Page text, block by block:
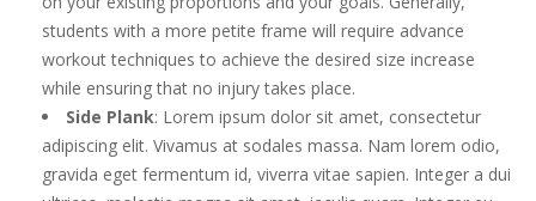
students with a more petite frame will require advance
workout techniques to achieve the desired size increase
while ensuring that no injury takes place.
Side Plank: Lorem ipsum dolor sit amet, consectetur
adipiscing elit. Vivamus at sodales massa. Nam lorem odio,
gravida eget fermentum id, viverra vitae sapien. Integer a dui